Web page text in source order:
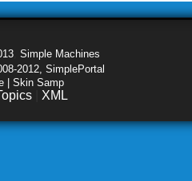
Simple Machines
2012, SimplePortal
| Skin Samp
XML